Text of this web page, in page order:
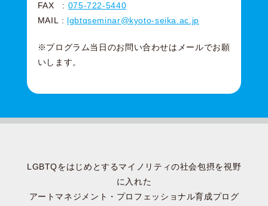
FAX : 075-722-5440
MAIL : lgbtqseminar@kyoto-seika.ac.jp
※プログラム当日のお問い合わせはメールでお願
いします。
LGBTQをはじめとするマイノリティの社会包摂を視野
に入れた
アートマネジメント・プロフェッショナル育成プログ